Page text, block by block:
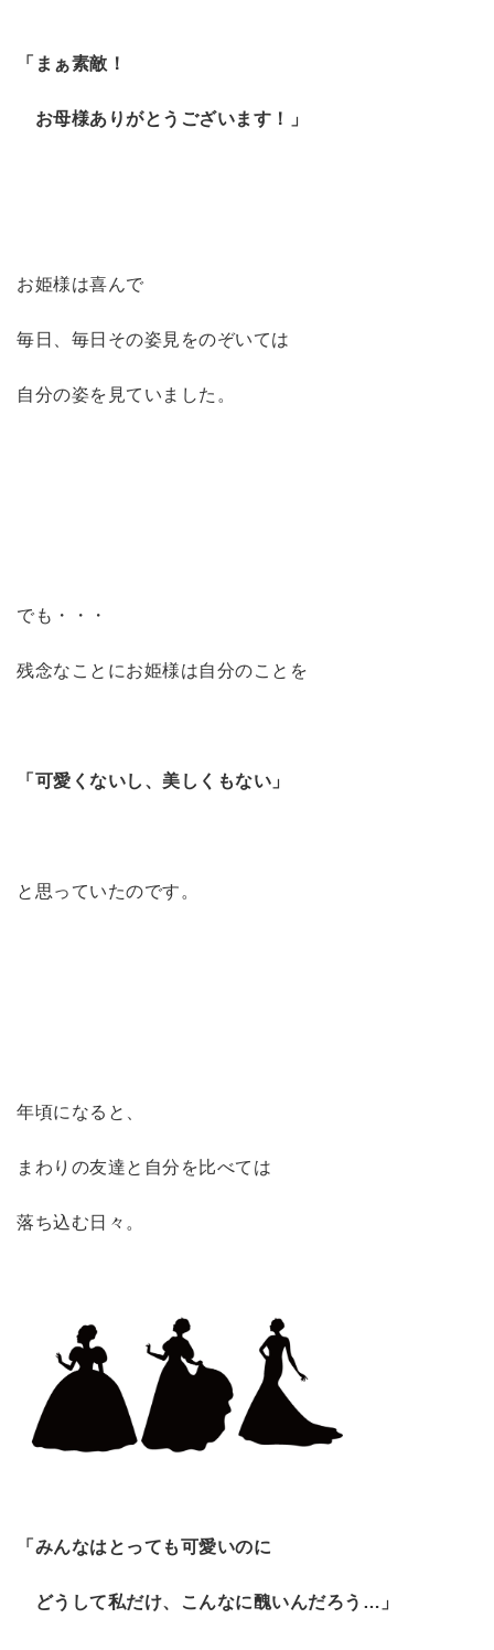
「まぁ素敵！
お母様ありがとうございます！」
お姫様は喜んで
毎日、毎日その姿見をのぞいては
自分の姿を見ていました。
でも・・・
残念なことにお姫様は自分のことを
「可愛くないし、美しくもない 」
と 思っていたのです。
年頃になると、
まわりの友達と自分を比べては
落ち込む日々。
「みんなはとっても可愛いのに
どうして私だけ、こんなに醜いんだろう…」